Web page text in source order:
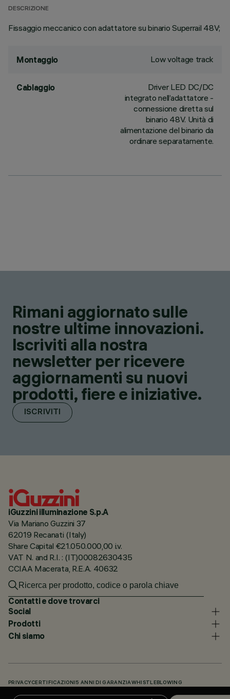
DESCRIZIONE
Fissaggio meccanico con adattatore su binario Superrail 48V;
Montaggio Low voltage track
Cablaggio
Driver LED DC/DC
integrato nell’adattatore -
connessione diretta sul
binario 48V. Unità di
alimentazione del binario da
ordinare separatamente.
Rimani aggiornato sulle
nostre ultime innovazioni.
Iscriviti alla nostra
newsletter per ricevere
aggiornamenti su nuovi
prodotti, fiere e iniziative.
ISCRIVITI
iGuzzini illuminazione S.p.A
Via Mariano Guzzini 37
62019 Recanati (Italy)
Share Capital €21.050.000,00 i.v.
VAT N. and R.I. : (IT)00082630435
CCIAA Macerata, R.E.A. 40632
Contatti e dove trovarci
Social
Prodotti
Chi siamo
PRIVACY CERTIFICAZIONI 5 ANNI DI GARANZIAWHISTLEBLOWING